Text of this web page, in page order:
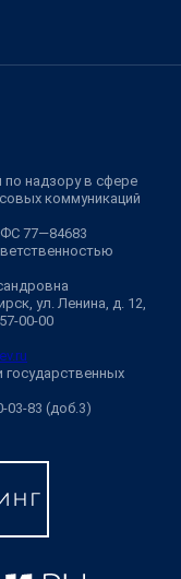
надзору в сфере
коммуникаций
77—84683
ул. Ленина, д. 12,
00-00
03-83 (доб.3)